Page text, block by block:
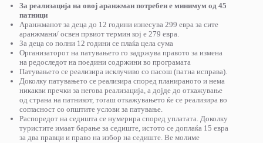
За реализација на овој аранжман потребен е минимум од 45
патници
Аранжманот за деца до 12 години изнесува 299 евра за сите
аранжмани/ освен првиот термин кој е 279 евра.
За деца со полни 12 години се плаќа цела сума
Организаторот на патувањето го задржува правото за измена
на редоследот на поедини содржини во програмата
Патувањето се реализира исклучиво со пасош (патна исправа).
Доколку патувањето се реализира според планираното и нема
никакви пречки за негова реализација, а дојде до откажување
од страна на патникот, тогаш откажувањето ќе се реализира во
согласност со општите услови за патување.
Распоредот на седишта се нумерира според уплатата. Доколку
туристите имаат барање за седиште, истото се доплаќа 15 евра
за два правци и право на избор на седиште. Ве молиме